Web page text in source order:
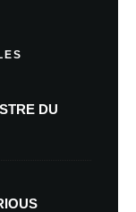
DU